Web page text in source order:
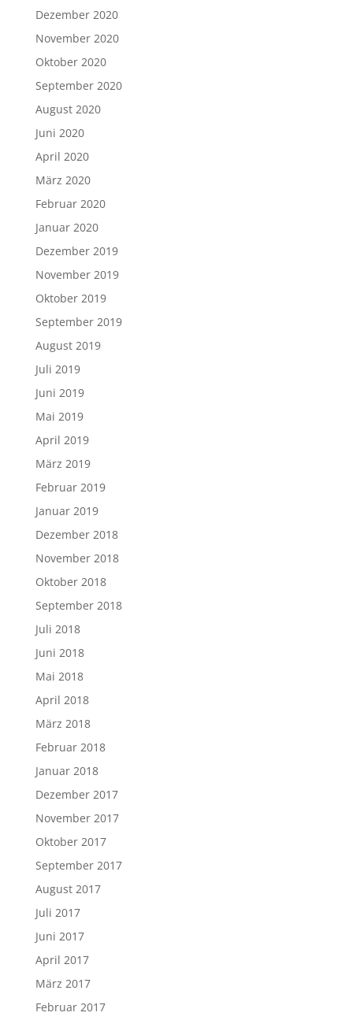
Dezember 2020
November 2020
Oktober 2020
September 2020
August 2020
Juni 2020
April 2020
März 2020
Februar 2020
Januar 2020
Dezember 2019
November 2019
Oktober 2019
September 2019
August 2019
Juli 2019
Juni 2019
Mai 2019
April 2019
März 2019
Februar 2019
Januar 2019
Dezember 2018
November 2018
Oktober 2018
September 2018
Juli 2018
Juni 2018
Mai 2018
April 2018
März 2018
Februar 2018
Januar 2018
Dezember 2017
November 2017
Oktober 2017
September 2017
August 2017
Juli 2017
Juni 2017
April 2017
März 2017
Februar 2017